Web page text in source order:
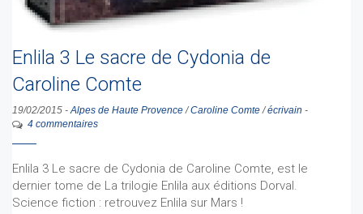
Enlila 3 Le sacre de Cydonia de
Caroline Comte
19/02/2015 -Alpes de Haute Provence/Caroline Comte/écrivain -
4 commentaires
Enlila 3 Le sacre de Cydonia de Caroline Comte, est le
dernier tome de La trilogie Enlila aux éditions Dorval.
Science fiction : retrouvez Enlila sur Mars !